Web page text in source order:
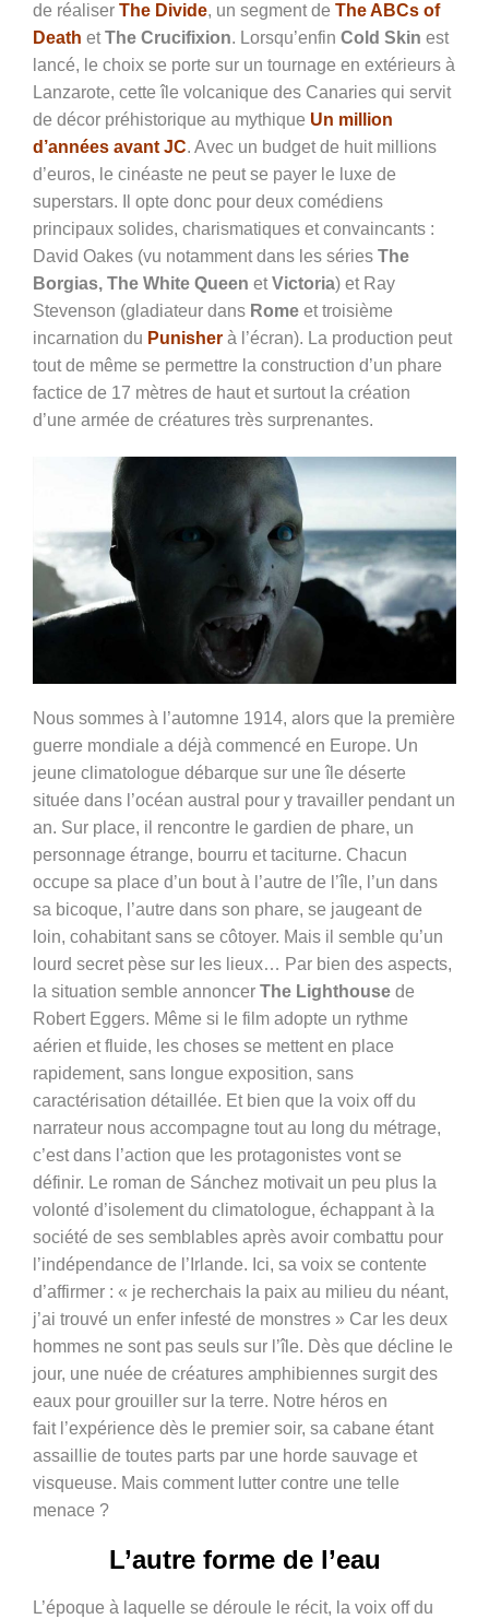
de réaliser The Divide, un segment de The ABCs of
Death etThe Crucifixion. Lorsqu’enfin Cold Skin est
lancé, le choix se porte sur un tournage en extérieurs à
Lanzarote, cette île volcanique des Canaries qui servit
de décor préhistorique au mythique Un million
d’années avant JC. Avec un budget de huit millions
d’euros, le cinéaste ne peut se payer le luxe de
superstars. Il opte donc pour deux comédiens
principaux solides, charismatiques et convaincants :
David Oakes (vu notamment dans les séries The
Borgias, The White Queen etVictoria) et Ray
Stevenson (gladiateur dans Rome et troisième
incarnation du Punisher à l’écran). La production peut
tout de même se permettre la construction d’un phare
factice de 17 mètres de haut et surtout la création
d’une armée de créatures très surprenantes.
Nous sommes à l’automne 1914, alors que la première
guerre mondiale a déjà commencé en Europe. Un
jeune climatologue débarque sur une île déserte
située dans l’océan austral pour y travailler pendant un
an. Sur place, il rencontre le gardien de phare, un
personnage étrange, bourru et taciturne. Chacun
occupe sa place d’un bout à l’autre de l’île, l’un dans
sa bicoque, l’autre dans son phare, se jaugeant de
loin, cohabitant sans se côtoyer. Mais il semble qu’un
lourd secret pèse sur les lieux… Par bien des aspects,
la situation semble annoncer The Lighthouse de
Robert Eggers. Même si le film adopte un rythme
aérien et fluide, les choses se mettent en place
rapidement, sans longue exposition, sans
caractérisation détaillée. Et bien que la voix off du
narrateur nous accompagne tout au long du métrage,
c’est dans l’action que les protagonistes vont se
définir. Le roman de Sánchez motivait un peu plus la
volonté d’isolement du climatologue, échappant à la
société de ses semblables après avoir combattu pour
l’indépendance de l’Irlande. Ici, sa voix se contente
d’affirmer : « je recherchais la paix au milieu du néant,
j’ai trouvé un enfer infesté de monstres » Car les deux
hommes ne sont pas seuls sur l’île. Dès que décline le
jour, une nuée de créatures amphibiennes surgit des
eaux pour grouiller sur la terre. Notre héros en
fait l’expérience dès le premier soir, sa cabane étant
assaillie de toutes parts par une horde sauvage et
visqueuse. Mais comment lutter contre une telle
menace ?
L’autre forme de l’eau
L’époque à laquelle se déroule le récit, la voix off du